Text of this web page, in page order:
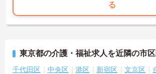
る
東京都の介護・福祉求人を近隣の市
千代田区 中央区 港区 新宿区 文京区